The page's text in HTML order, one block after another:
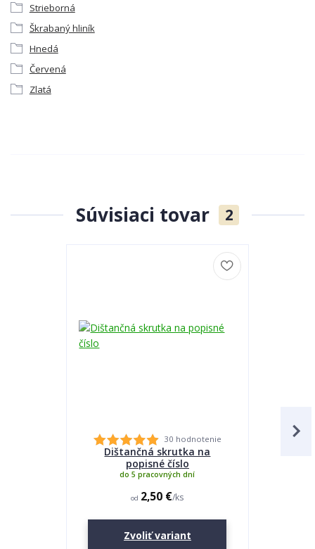
Strieborná
Škrabaný hliník
Hnedá
Červená
Zlatá
Súvisiaci tovar 2
30 hodnotenie
Dištančná skrutka na
popisné číslo
od 2,50 €/ks
do 5 pracovných dní
Zvoliť variant